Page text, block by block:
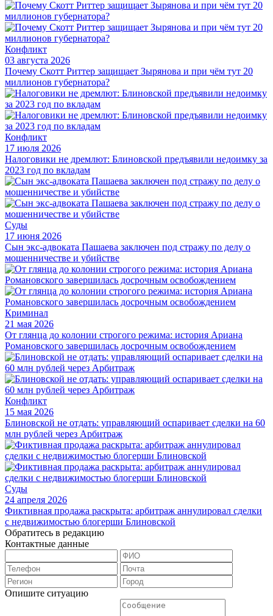
Конфликт
03 августа 2026
Почему Скотт Риттер защищает Зырянова и при чём тут 20
миллионов губернатора?
Конфликт
17 июля 2026
Налоговики не дремлют: Блиновской предъявили недоимку за
2023 год по вкладам
Суды
17 июня 2026
Сын экс-адвоката Пашаева заключен под стражу по делу о
мошенничестве и убийстве
Криминал
21 мая 2026
От глянца до колонии строгого режима: история Ариана
Романовского завершилась досрочным освобождением
Конфликт
15 мая 2026
Блиновской не отдать: управляющий оспаривает сделки на 60
млн рублей через Арбитраж
Суды
24 апреля 2026
Фиктивная продажа раскрыта: арбитраж аннулировал сделки
с недвижимостью блогерши Блиновской
Обратитесь в редакцию
Контактные данные
Опишите ситуацию